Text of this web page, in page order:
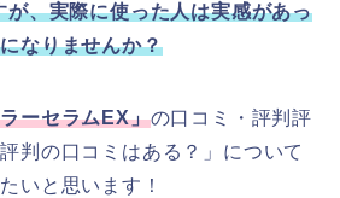
が、実際に使った人は実感があっ
なりませんか？
ーセラムEX」の口コミ・評判評
判の口コミはある？」について
いと思います！